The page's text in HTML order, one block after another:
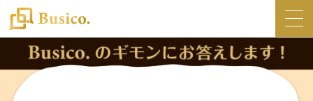
トップ
Busico.について